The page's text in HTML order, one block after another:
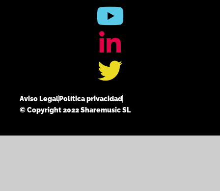
Aviso Legal Política privacidad
© Copyright 2022 Sharemusic SL